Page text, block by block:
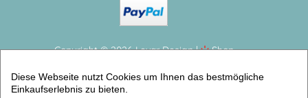
Copyright © 2026 Levar Design |
Shop
Tischset, Platzdeckchen, Dinos Abwischbares Tischset
mit Namen personalisiert (Tischsets personalisiert) |
Diese Webseite nutzt Cookies um Ihnen das bestmögliche
Einkaufserlebnis zu bieten.